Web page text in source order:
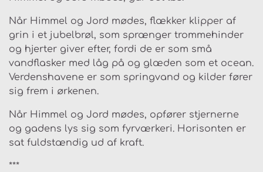
Når Himmel og Jord mødes, flækker klipper af
grin i et jubelbrøl, som sprænger trommehinder
og hjerter giver efter, fordi de er som små
vandflasker med låg på og glæden som et ocean.
Verdenshavene er som springvand og kilder fører
sig frem i ørkenen.
Når Himmel og Jord mødes, opfører stjernerne
og gadens lys sig som fyrværkeri. Horisonten er
sat fuldstændig ud af kraft.
***